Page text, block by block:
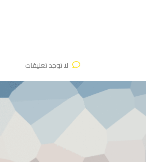
لا توجد تعليقات